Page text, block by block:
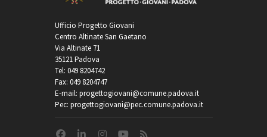
Ufficio Progetto Giovani
Centro Altinate San Gaetano
Via Altinate 71
35121 Padova
Tel: 049 8204742
Fax: 049 8204747
E-mail: progettogiovani@comune.padova.it
Pec: progettogiovani@pec.comune.padova.it